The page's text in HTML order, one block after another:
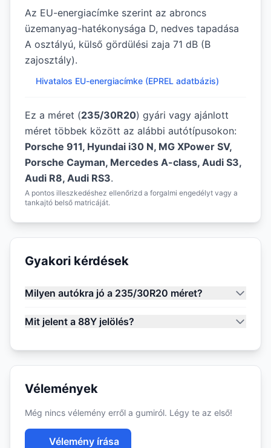
Az EU-energiacímke szerint az abroncs
üzemanyag-hatékonysága D, nedves tapadása
A osztályú, külső gördülési zaja 71 dB (B
zajosztály).
Hivatalos EU-energiacímke (EPREL adatbázis)
Ez a méret (235/30R20) gyári vagy ajánlott
méret többek között az alábbi autótípusokon:
Porsche 911, Hyundai i30 N, MG XPower SV,
Porsche Cayman, Mercedes A-class, Audi S3,
Audi R8, Audi RS3.
A pontos illeszkedéshez ellenőrizd a forgalmi engedélyt vagy a
tankajtó belső matricáját.
Gyakori kérdések
Milyen autókra jó a 235/30R20 méret?
Mit jelent a 88Y jelölés?
Vélemények
Még nincs vélemény erről a gumiról. Légy te az első!
Vélemény írása